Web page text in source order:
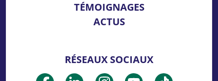
TÉMOIGNAGES
ACTUS
RÉSEAUX SOCIAUX